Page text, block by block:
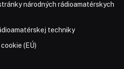
národných rádioamatérskych
techniky
(EÚ)